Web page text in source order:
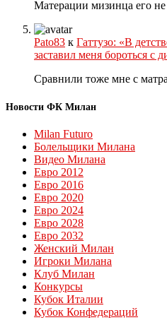
Матерации мизинца его не
Pato83 к Гаттузо: «В
заставил меня бороться с
Сравнили тоже мне с
Новости ФК Милан
Milan Futuro
Болельщики Милана
Видео Милана
Евро 2012
Евро 2016
Евро 2020
Евро 2024
Евро 2028
Евро 2032
Женский Милан
Игроки Милана
Клуб Милан
Конкурсы
Кубок Италии
Кубок Конфедераций